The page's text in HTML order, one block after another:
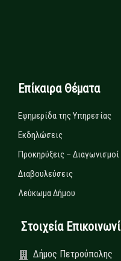
Επίκαιρα Θέματα
Εφημερίδα της Υπηρεσίας
Εκδηλώσεις
Προκηρύξεις – Διαγωνισμοί
Διαβουλεύσεις
Λεύκωμα Δήμου
Στοιχεία
Δήμος Πετρούπολης